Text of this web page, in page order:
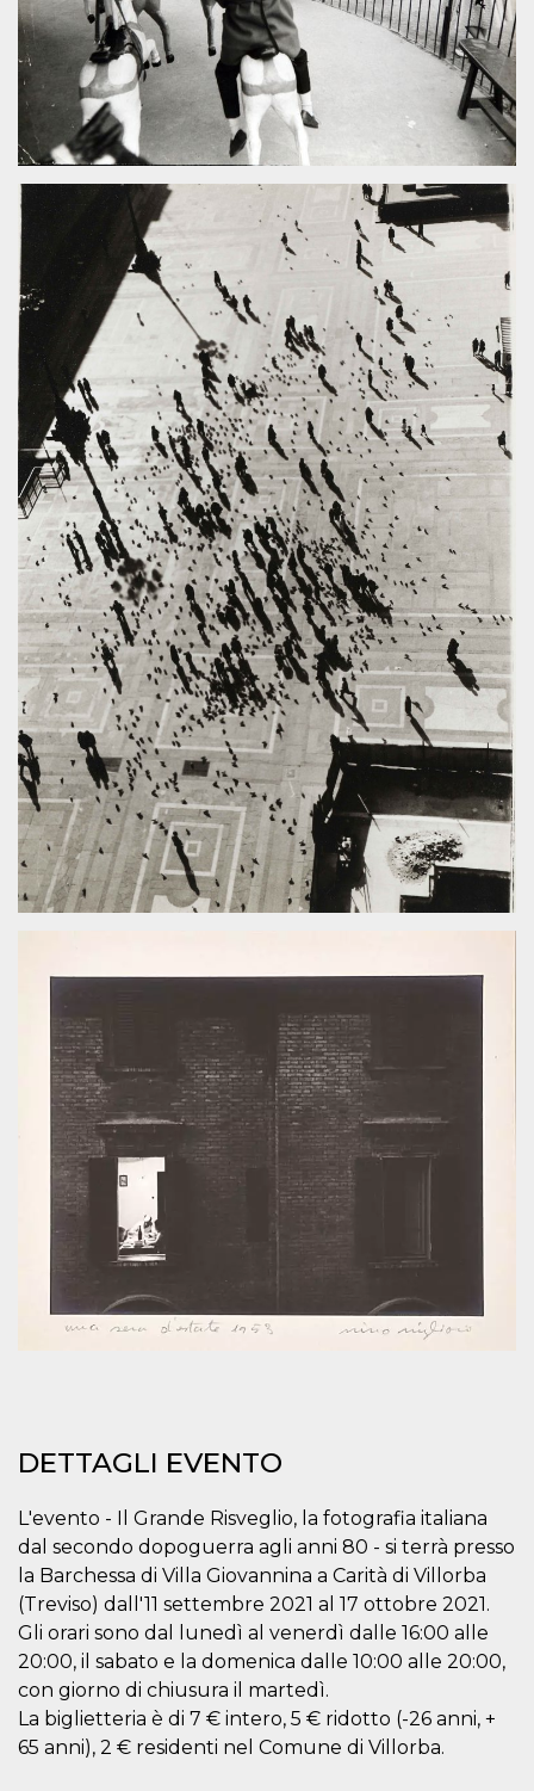
DETTAGLI EVENTO
L'evento - Il Grande Risveglio, la fotografia italiana
dal secondo dopoguerra agli anni 80 - si terrà presso
la Barchessa di Villa Giovannina a Carità di Villorba
(Treviso) dall'11 settembre 2021 al 17 ottobre 2021.
Gli orari sono dal lunedì al venerdì dalle 16:00 alle
20:00, il sabato e la domenica dalle 10:00 alle 20:00,
con giorno di chiusura il martedì.
La biglietteria è di 7 € intero, 5 € ridotto (-26 anni, +
65 anni), 2 € residenti nel Comune di Villorba.
captcha or
jschallenge
challenge if
present. It is
required to
reach origin
server.
wordpress_test_cookie
Automattic
.oooh.events
Cookie di
Wordpress,
verifica che il
browser accetti i
cookie.
PHPSESSID
oooh.events
Sessione
basate sul
linguaggio PHP.
Si tratta di un
identificatore
generico
utilizzato per
mantenere le
variabili di
sessione utente.
Normalmente è
un numero
generato in
modo casuale, il
modo in cui
viene utilizzato
può essere
specifico per il
sito, ma un
buon esempio è
mantenere uno
stato di accesso
per un utente
tra le pagine.
m
Stripe
m.stripe.com
1 anno 1
mese
Questo cookie
viene
generalmente
utilizzato per le
prestazioni e
l'ottimizzazione
dei servizi di
elaborazione
dei pagamenti,
facilitando la
memorizzazione
dei contenuti
sul browser per
2 giorni
Script.com per
cookie dei
necessario che il
funzioni
correttamente.
Storage declaration
storage
storage
Nome
Provider /
Dominio
Scadenza Descrizione
c_user
Meta
4